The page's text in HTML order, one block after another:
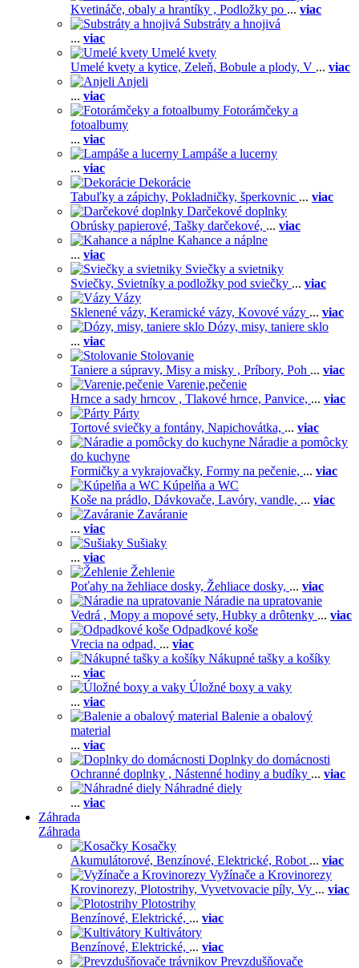
Kvetináče, obaly a hrantíky , Podložky po ... viac
Substráty a hnojivá
... viac
Umelé kvety
Umelé kvety a kytice, Zeleň, Bobule a plody, V ... viac
Anjeli
... viac
Fotorámčeky a
fotoalbumy
... viac
Lampáše a lucerny
... viac
Dekorácie
Tabuľky a zápichy, Pokladničky, šperkovnic ... viac
Darčekové doplnky
Obrúsky papierové, Tašky darčekové, ... viac
Kahance a náplne
... viac
Sviečky a svietniky
Sviečky, Svietníky a podložky pod sviečky ... viac
Vázy
Sklenené vázy, Keramické vázy, Kovové vázy ... viac
Dózy, misy, taniere sklo
... viac
Stolovanie
Taniere a súpravy, Misy a misky , Príbory, Poh ... viac
Varenie,pečenie
Hrnce a sady hrncov , Tlakové hrnce, Panvice, ... viac
Párty
Tortové sviečky a fontány, Napichovátka, ... viac
Náradie a pomôcky
do kuchyne
Formičky a vykrajovačky, Formy na pečenie, ... viac
Kúpelňa a WC
Koše na prádlo, Dávkovače, Lavóry, vandle, ... viac
Zaváranie
... viac
Sušiaky
... viac
Žehlenie
Poťahy na žehliace dosky, Žehliace dosky, ... viac
Náradie na upratovanie
Vedrá , Mopy a mopové sety, Hubky a drôtenky ... viac
Odpadkové koše
Vrecia na odpad, ... viac
Nákupné tašky a košíky
... viac
Úložné boxy a vaky
... viac
Balenie a obalový
material
... viac
Doplnky do domácnosti
Ochranné doplnky , Nástenné hodiny a budíky ... viac
Náhradné diely
... viac
Záhrada
Záhrada
Kosačky
Akumulátorové, Benzínové, Elektrické, Robot ... viac
Vyžínače a Krovinorezy
Krovinorezy, Plotostrihy, Vyvetvovacie píly, Vy ... viac
Plotostrihy
Benzínové, Elektrické, ... viac
Kultivátory
Benzínové, Elektrické, ... viac
Prevzdušňovače